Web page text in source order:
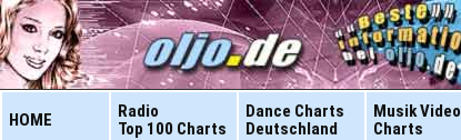
HOME
Radio
Top 100 Charts
Dance Charts
Deutschland
Musik Video
Charts